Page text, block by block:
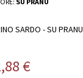
SARDO - SU PRANU
€